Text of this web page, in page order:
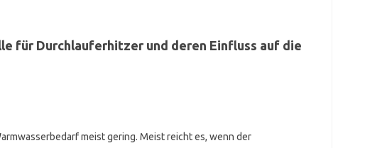
für Durchlauferhitzer und deren Einfluss auf die
meist gering. Meist reicht es, wenn der